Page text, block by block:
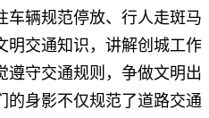
车辆规范停放、行人走斑马
明交通知识，讲解创城工作
遵守交通规则，争做文明出
的身影不仅规范了道路交通